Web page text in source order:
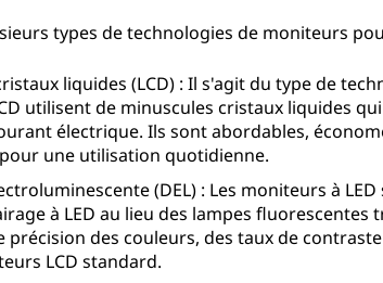
types de technologies de moniteurs
liquides (LCD) : Il s'agit du type de
utilisent de minuscules cristaux liquides
électrique. Ils sont abordables,
une utilisation quotidienne.
(DEL) : Les moniteurs à
à LED au lieu des lampes
précision des couleurs, des taux de
LCD standard.